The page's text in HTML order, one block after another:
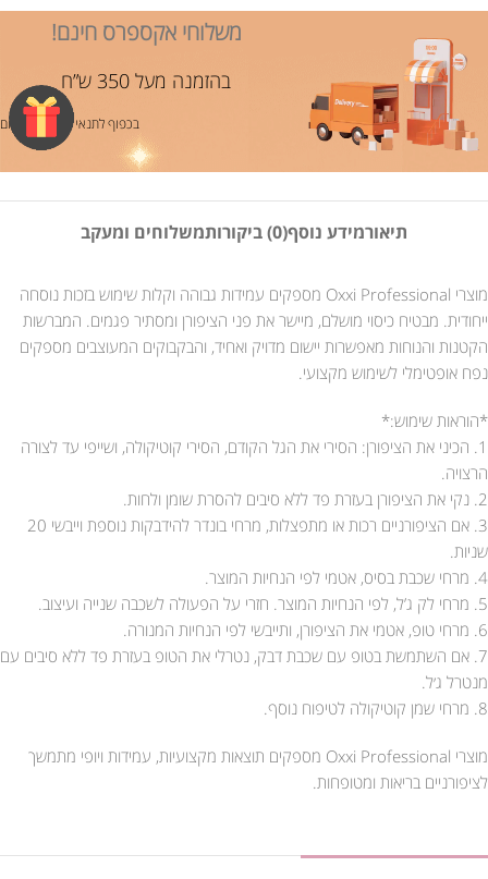
משלוחי אקספרס חינם!
בהזמנה מעל 350 ש”ח
בכפוף לתנאי משלוח ותשלום
תיאורמידע נוסף(0) ביקורות משלוחים ומעקב
מוצרי Oxxi Professional מספקים עמידות גבוהה וקלות שימוש בזכות נוסחה
ייחודית. מבטיח כיסוי מושלם, מיישר את פני הציפורן ומסתיר פגמים. המברשות
הקטנות והנוחות מאפשרות יישום מדויק ואחיד, והבקבוקים המעוצבים מספקים
נפח אופטימלי לשימוש מקצועי.
*הוראות שימוש:*
1. הכיני את הציפורן: הסירי את הגל הקודם, הסירי קוטיקולה, ושייפי עד לצורה
הרצויה.
2. נקי את הציפורן בעזרת פד ללא סיבים להסרת שומן ולחות.
3. אם הציפורניים רכות או מתפצלות, מרחי בונדר להידבקות נוספת וייבשי 20
שניות.
4. מרחי שכבת בסיס, אטמי לפי הנחיות המוצר.
5. מרחי לק ג’ל, לפי הנחיות המוצר. חזרי על הפעולה לשכבה שנייה ועיצוב.
6. מרחי טופ, אטמי את הציפורן, ותייבשי לפי הנחיות המנורה.
7. אם השתמשת בטופ עם שכבת דבק, נטרלי את הטופ בעזרת פד ללא סיבים עם
מנטרל ג׳ל.
8. מרחי שמן קוטיקולה לטיפוח נוסף.
מוצרי Oxxi Professional מספקים תוצאות מקצועיות, עמידות ויופי מתמשך
לציפורניים בריאות ומטופחות.